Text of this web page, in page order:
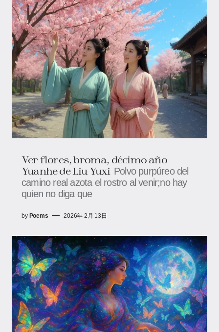
Ver flores, broma, décimo año
Yuanhe de Liu Yuxi Polvo purpúreo del
camino real azota el rostro al venir;no hay
quien no diga que
by Poems 2026年 2月 13日